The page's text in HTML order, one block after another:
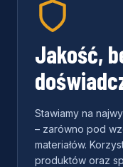
Jakość,
Stawiamy na
– zarówno pod
materiałów.
produktów oraz